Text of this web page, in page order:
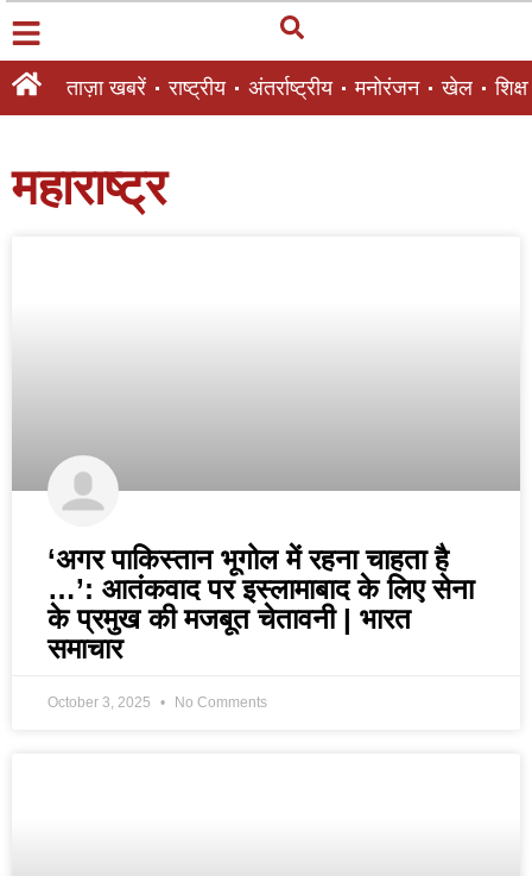
ताज़ा खबरें राष्ट्रीय अंतर्राष्ट्रीय मनोरंजन खेल शिक्षा
महाराष्ट्र
‘अगर पाकिस्तान भूगोल में रहना चाहता है
…’: आतंकवाद पर इस्लामाबाद के लिए सेना
के प्रमुख की मजबूत चेतावनी | भारत
समाचार
October 3, 2025 No Comments